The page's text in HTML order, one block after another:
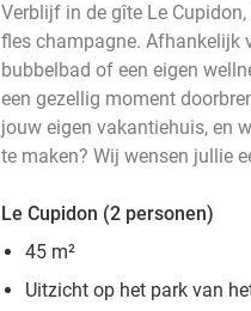
Verblijf in de gîte Le
fles champagne. Afhankelijk
bubbelbad of een eigen
een gezellig moment
jouw eigen vakantiehuis, en
te maken? Wij wensen jullie
Le Cupidon (2 personen)
45 m²
Uitzicht op het park van